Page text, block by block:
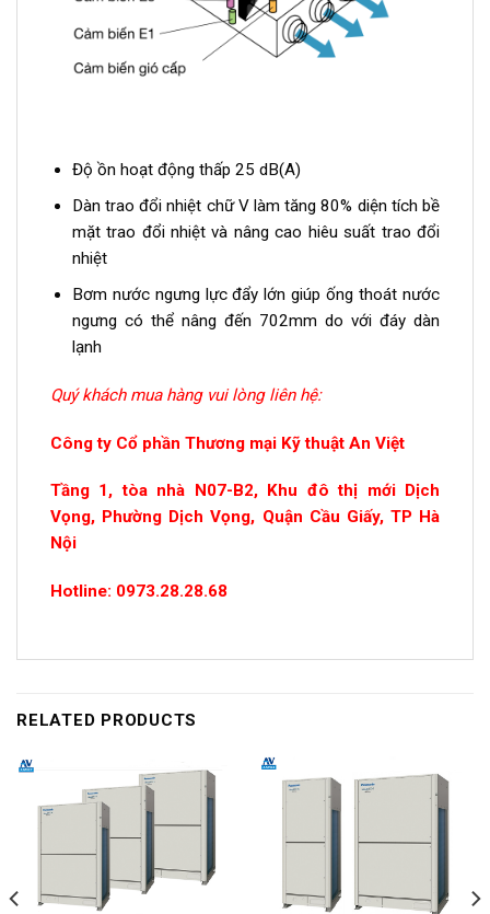
Độ ồn hoạt động thấp 25 dB(A)
Dàn trao đổi nhiệt chữ V làm tăng 80% diện tích bề
mặt trao đổi nhiệt và nâng cao hiêu suất trao đổi
nhiệt
Bơm nước ngưng lực đẩy lớn giúp ống thoát nước
ngưng có thể nâng đến 702mm do với đáy dàn
lạnh
Quý khách mua hàng vui lòng liên hệ:
Công ty Cổ phần Thương mại Kỹ thuật An Việt
Tầng 1, tòa nhà N07-B2, Khu đô thị mới Dịch
Vọng, Phường Dịch Vọng, Quận Cầu Giấy, TP Hà
Nội
Hotline: 0973.28.28.68
RELATED PRODUCTS